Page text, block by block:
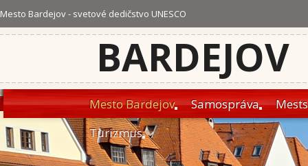
Mesto Bardejov - svetové dedičstvo UNESCO
BARDEJOV
Mesto Bardejov Samospráva
Turizmus